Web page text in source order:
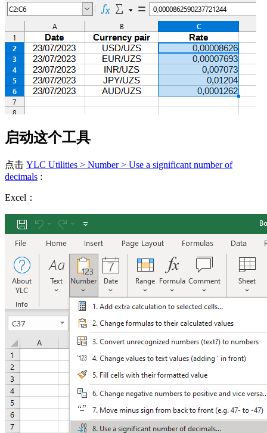
启动这个工具
点击 YLC Utilities > Number > Use a significant number of
decimals :
Excel：